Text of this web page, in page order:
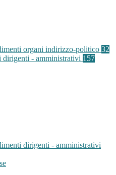
organi indirizzo-politico 32
dirigenti - amministrativi 157
dirigenti - amministrativi